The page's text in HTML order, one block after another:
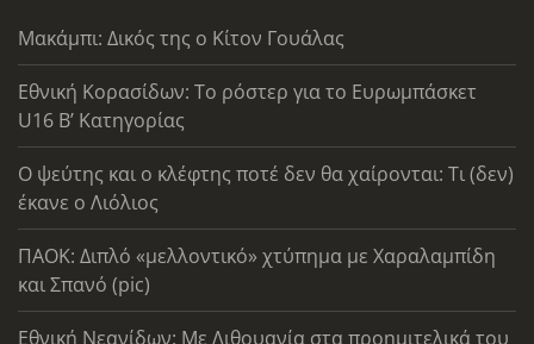
Μακάμπι: Δικός της ο Κίτον Γουάλας
Εθνική Κορασίδων: Το ρόστερ για το Ευρωμπάσκετ
U16 B’ Κατηγορίας
Ο ψεύτης και ο κλέφτης ποτέ δεν θα χαίρονται: Τι (δεν)
έκανε ο Λιόλιος
ΠΑΟΚ: Διπλό «μελλοντικό» χτύπημα με Χαραλαμπίδη
και Σπανό (pic)
Εθνική Νεανίδων: Με Λιθουανία στα προημιτελικά του